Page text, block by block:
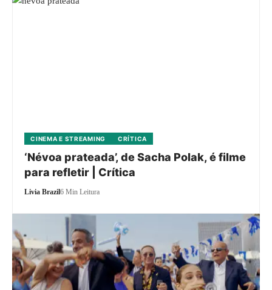
CINEMA E STREAMING CRÍTICA
‘Névoa prateada’, de Sacha Polak, é filme
para refletir | Crítica
Livia Brazil6 Min Leitura